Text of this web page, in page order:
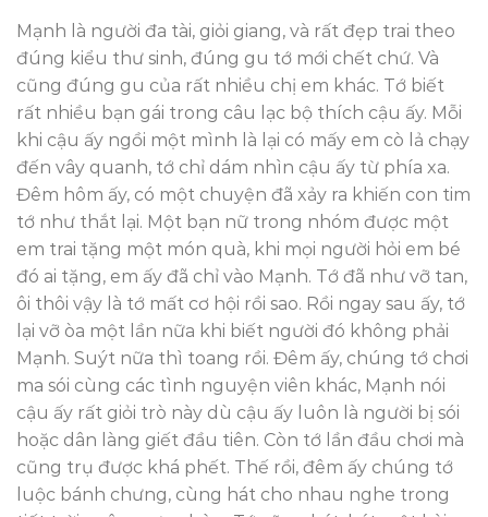
Mạnh là người đa tài, giỏi giang, và rất đẹp trai theo
đúng kiểu thư sinh, đúng gu tớ mới chết chứ. Và
cũng đúng gu của rất nhiều chị em khác. Tớ biết
rất nhiều bạn gái trong câu lạc bộ thích cậu ấy. Mỗi
khi cậu ấy ngồi một mình là lại có mấy em cò lả chạy
đến vây quanh, tớ chỉ dám nhìn cậu ấy từ phía xa.
Đêm hôm ấy, có một chuyện đã xảy ra khiến con tim
tớ như thắt lại. Một bạn nữ trong nhóm được một
em trai tặng một món quà, khi mọi người hỏi em bé
đó ai tặng, em ấy đã chỉ vào Mạnh. Tớ đã như vỡ tan,
ôi thôi vậy là tớ mất cơ hội rồi sao. Rồi ngay sau ấy, tớ
lại vỡ òa một lần nữa khi biết người đó không phải
Mạnh. Suýt nữa thì toang rồi. Đêm ấy, chúng tớ chơi
ma sói cùng các tình nguyện viên khác, Mạnh nói
cậu ấy rất giỏi trò này dù cậu ấy luôn là người bị sói
hoặc dân làng giết đầu tiên. Còn tớ lần đầu chơi mà
cũng trụ được khá phết. Thế rồi, đêm ấy chúng tớ
luộc bánh chưng, cùng hát cho nhau nghe trong